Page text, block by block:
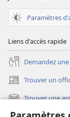
Paramètres
Liens d'accès rapide
Demandez
Trouver un
(ouvre
une
fenêtre)
Trouver une
(ouvre
une